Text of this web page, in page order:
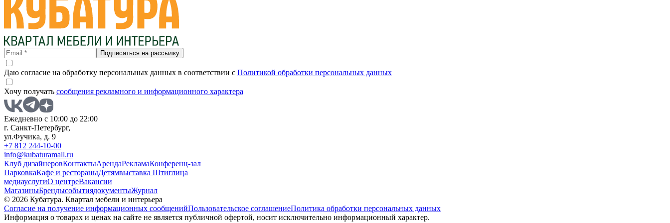
Подписаться на рассылку
Даю согласие на обработку персональных данных в соответствии с Политикой обработки персональных данных
Хочу получать сообщения рекламного и информационного характера
Ежедневно с 10:00 до 22:00
г. Санкт-Петербург,
ул.Фучика, д. 9
+7 812 244-10-00
info@kubaturamall.ru
Клуб дизайнеровКонтактыАрендаРекламаКонференц-зал
ПарковкаКафе и рестораныДетямвыставка Штиглица
медиауслугиО центреВакансии
МагазиныБрендысобытиядокументыЖурнал
© 2026 Кубатура. Квартал мебели и интерьера
Согласие на получение информационных сообщенийПользовательское соглашениеПолитика обработки персональных данных
Информация о товарах и ценах на сайте не является публичной офертой, носит исключительно информационный характер.